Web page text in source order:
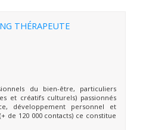
THÉRAPEUTE
du bien-être, particuliers
et créatifs culturels) passionnés
développement personnel et
de 120 000 contacts) ce constitue